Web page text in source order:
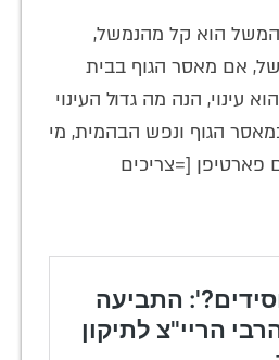
הוא קל מהנמשל,
אם מאסר הגוף בבית
עינוי, הנה מה גדול העינוי
הגוף ונפש הבהמית, מי
פארטיפן [=צריכים